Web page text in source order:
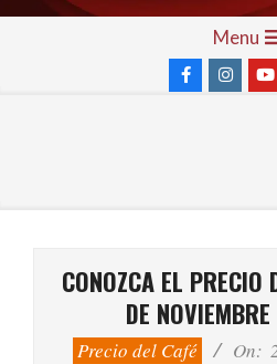
Skip
Menu
CONOZCA EL PRECIO
DE
Precio del Café On: